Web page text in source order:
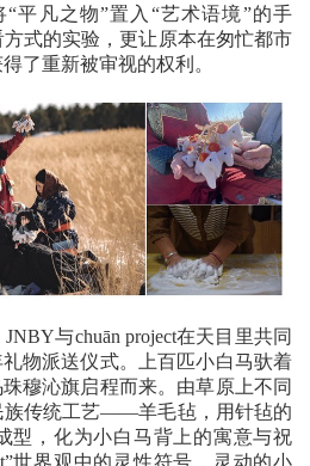
平凡之物”置入“艺术语境”的手
式的实验，更让原本在匆忙都市
了重新被审视的权利。
与chuān project在天目里共同
物派送仪式。上百匹小白马驮着
穆沁旗启程而来。由草原上不同
族传统工艺——羊毛毡，用针毡的
型，化为小白马背上的寓意与祝
世界观中的灵性符号，灵动的小